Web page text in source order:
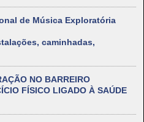
de Música Exploratória
caminhadas,
NO BARREIRO
FÍSICO LIGADO À SAÚDE